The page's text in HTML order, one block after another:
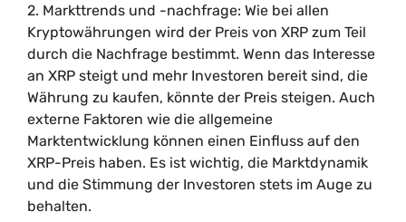
2. Markttrends und -nachfrage: Wie bei allen
Kryptowährungen wird der Preis von XRP zum Teil
durch die Nachfrage bestimmt. Wenn das Interesse
an XRP steigt und mehr Investoren bereit sind, die
Währung zu kaufen, könnte der Preis steigen. Auch
externe Faktoren wie die allgemeine
Marktentwicklung können einen Einfluss auf den
XRP-Preis haben. Es ist wichtig, die Marktdynamik
und die Stimmung der Investoren stets im Auge zu
behalten.